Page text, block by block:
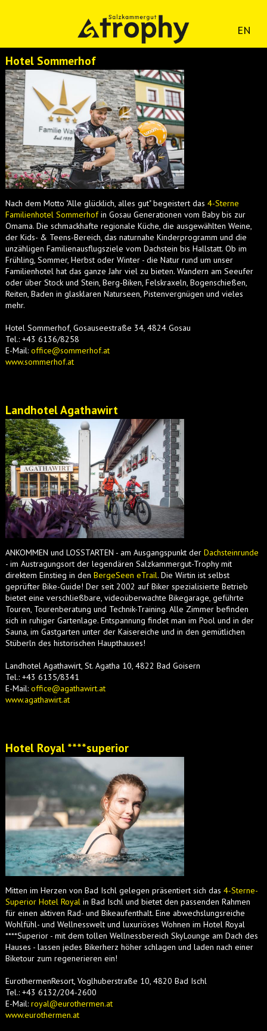
EN
Hotel Sommerhof
Nach dem Motto "Alle glücklich, alles gut" begeistert das 4-Sterne
Familienhotel Sommerhofin Gosau Generationen vom Baby bis zur
Omama. Die schmackhafte regionale Küche, die ausgewählten Weine,
der Kids- & Teens-Bereich, das naturnahe Kinderprogramm und die
unzähligen Familienausflugsziele vom Dachstein bis Hallstatt. Ob im
Frühling, Sommer, Herbst oder Winter - die Natur rund um unser
Familienhotel hat das ganze Jahr viel zu bieten. Wandern am Seeufer
oder über Stock und Stein, Berg-Biken, Felskraxeln, Bogenschießen,
Reiten, Baden in glasklaren Naturseen, Pistenvergnügen und vieles
mehr.
Hotel Sommerhof, Gosauseestraße 34, 4824 Gosau
Tel.: +43 6136/8258
E-Mail: office@sommerhof.at
www.sommerhof.at
Landhotel Agathawirt
ANKOMMEN und LOSSTARTEN - am Ausgangspunkt der Dachsteinrunde
- im Austragungsort der legendären Salzkammergut-Trophy mit
direktem Einstieg in den BergeSeen eTrail. Die Wirtin ist selbst
geprüfter Bike-Guide! Der seit 2002 auf Biker spezialisierte Betrieb
bietet eine verschließbare, videoüberwachte Bikegarage, geführte
Touren, Tourenberatung und Technik-Training. Alle Zimmer befinden
sich in ruhiger Gartenlage. Entspannung findet man im Pool und in der
Sauna, im Gastgarten unter der Kaisereiche und in den gemütlichen
Stüberln des historischen Haupthauses!
Landhotel Agathawirt, St. Agatha 10, 4822 Bad Goisern
Tel.: +43 6135/8341
E-Mail: office@agathawirt.at
www.agathawirt.at
Hotel Royal ****superior
Mitten im Herzen von Bad Ischl gelegen präsentiert sich das 4-Sterne-
Superior Hotel Royal in Bad Ischl und bietet den passenden Rahmen
für einen aktiven Rad- und Bikeaufenthalt. Eine abwechslungsreiche
Wohlfühl- und Wellnesswelt und luxuriöses Wohnen im Hotel Royal
****Superior - mit dem tollen Wellnessbereich SkyLounge am Dach des
Hauses - lassen jedes Bikerherz höher schlagen und laden nach einer
Biketour zum regenerieren ein!
EurothermenResort, Voglhuberstraße 10, 4820 Bad Ischl
Tel.: +43 6132/204-2600
E-Mail: royal@eurothermen.at
www.eurothermen.at